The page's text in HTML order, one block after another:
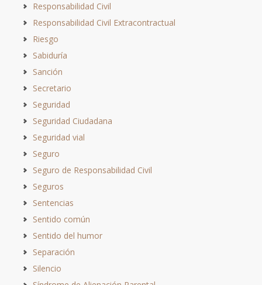
Responsabilidad Civil
Responsabilidad Civil Extracontractual
Riesgo
Sabiduría
Sanción
Secretario
Seguridad
Seguridad Ciudadana
Seguridad vial
Seguro
Seguro de Responsabilidad Civil
Seguros
Sentencias
Sentido común
Sentido del humor
Separación
Silencio